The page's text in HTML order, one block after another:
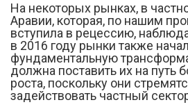
На некоторых рынках, в
Аравии, которая, по нашим
вступила в рецессию,
в 2016 году рынки также
фундаментальную
должна поставить их на путь
роста, поскольку они
задействовать частный